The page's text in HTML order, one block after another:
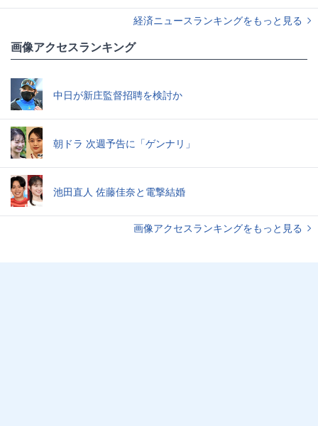
経済ニュースランキングをもっと見る
画像アクセスランキング
中日が新庄監督招聘を検討か
朝ドラ 次週予告に「ゲンナリ」
池田直人 佐藤佳奈と電撃結婚
画像アクセスランキングをもっと見る